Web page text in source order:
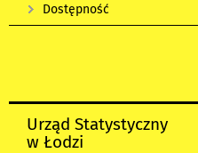
Dostępność
Urząd Statystyczny
w Łodzi